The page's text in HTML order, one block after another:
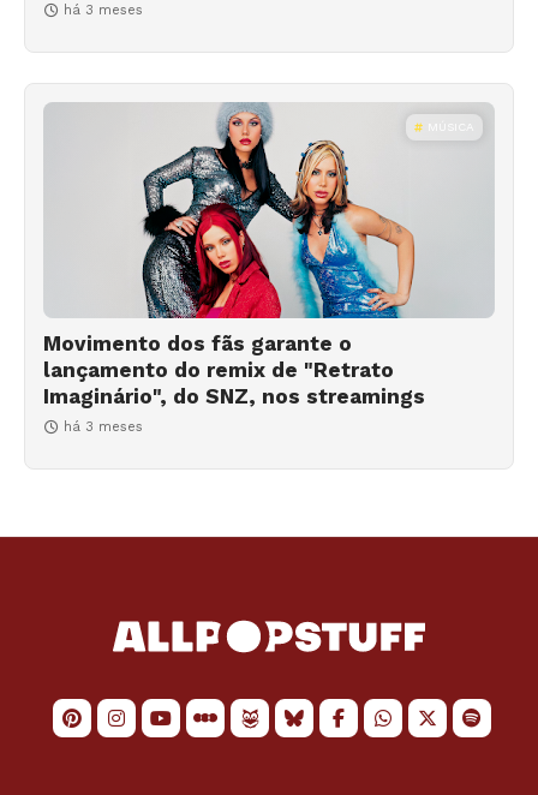
há 3 meses
MÚSICA
Movimento dos fãs garante o
lançamento do remix de "Retrato
Imaginário", do SNZ, nos streamings
há 3 meses